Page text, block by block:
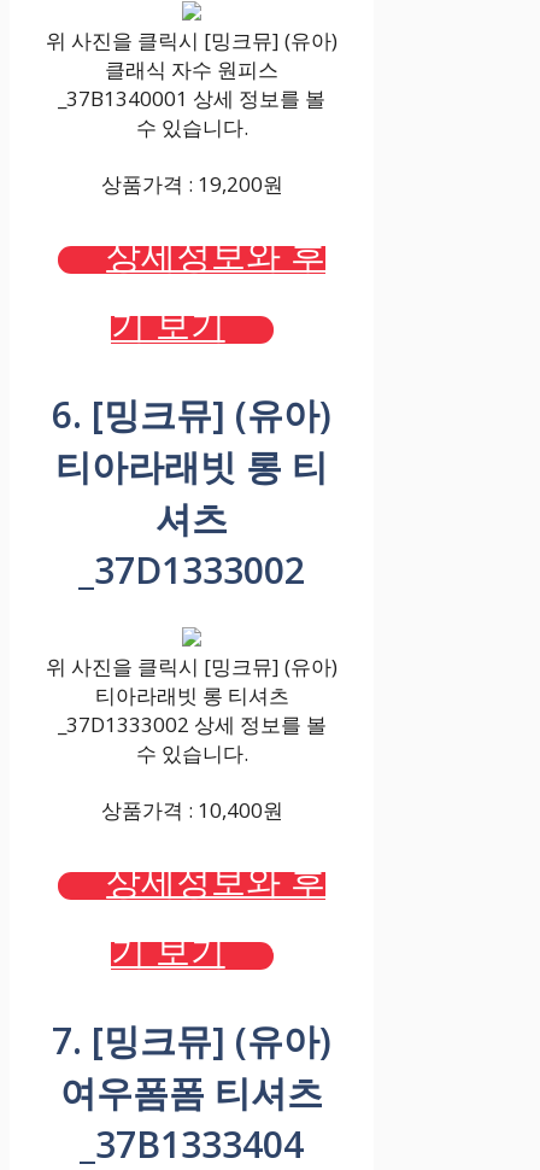
위 사진을 클릭시 [밍크뮤] (유아)
클래식 자수 원피스
_37B1340001 상세 정보를 볼
수 있습니다.
상품가격 : 19,200원
상세정보와 후
기 보기
6. [밍크뮤] (유아)
티아라래빗 롱 티
셔츠
_37D1333002
위 사진을 클릭시 [밍크뮤] (유아)
티아라래빗 롱 티셔츠
_37D1333002 상세 정보를 볼
수 있습니다.
상품가격 : 10,400원
상세정보와 후
기 보기
7. [밍크뮤] (유아)
여우폼폼 티셔츠
_37B1333404